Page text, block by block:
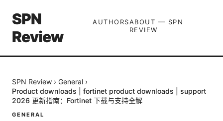
SPN
Review
AUTHORSABOUT — SPN
REVIEW
SPN Review › General ›
Product downloads | fortinet product downloads | support
2026 更新指南：Fortinet 下载与支持全解
GENERAL